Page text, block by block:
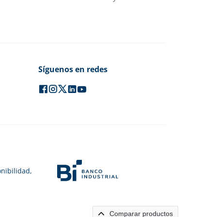
Síguenos en redes
Comparar productos